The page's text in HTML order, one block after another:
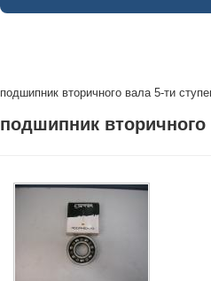
подшипник вторичного вала 5-ти
подшипник